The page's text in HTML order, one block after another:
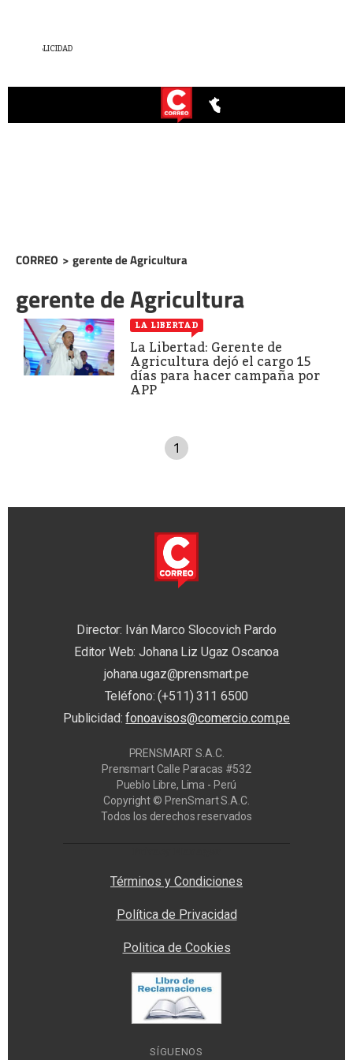
CORREO > gerente de Agricultura
gerente de Agricultura
LA LIBERTAD
La Libertad: Gerente de
Agricultura dejó el cargo 15
días para hacer campaña por
APP
1
Director: Iván Marco Slocovich Pardo
Editor Web: Johana Liz Ugaz Oscanoa
johana.ugaz@prensmart.pe
Teléfono: (+511) 311 6500
Publicidad:fonoavisos@comercio.com.pe
PRENSMART S.A.C.
Prensmart Calle Paracas #532
Pueblo Libre, Lima - Perú
Copyright © PrenSmart S.A.C.
Todos los derechos reservados
Términos y Condiciones
Política de Privacidad
Politica de Cookies
SÍGUENOS